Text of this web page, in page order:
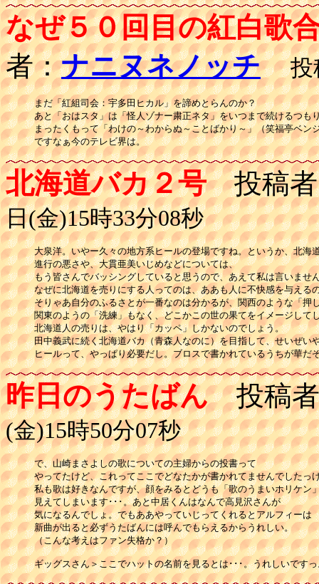
なぜ５０回目の紅白歌
者：ナニヌネノッチ 投
まだ「紅組司会：宇多田ヒカル」を諦めとらんのか？
あと「おはスタ」は「怪人ゾナー粛正ネタ」をいつまで続けるつも
まったくもって「わけの～わからぬ～ことばかり～」（笑福亭ベン
ですなぁ今のテレビ界は。
北海道バカ２号投稿者
日(金)15時33分08秒
大泉洋。いやー久々の地方系ヒールの登場ですね。というか、北海
進行の悪さや、大貫亜美いじめなどについては、
もう皆さんでバッシングしていると思うので、あえて私は言いませ
なぜに北海道を売りにする人ってのは、ああも人に不快感を与える
そりゃあ自分のふるさとが一番なのは分かるが、関西のような「押
関東のようの「洗練」もなく、どこかこの世の果てをイメージして
北海道人の売りは、やはり「カッペ」しかないのでしょう。
田中義武に続く北海道バカ（青森人なのに）を目指して、せいぜい
ヒールって、やっぱり必要だし。ブロスで書かれているうちが華だ
昨日のうたばん投稿
(金)15時50分07秒
で、山崎まさよしの歌についての主婦からの投書って
やってたけど、これってここでどなたかが書かれてませんでしたっ
私も歌は好きなんですが、顔をみるとどうも「歌のうまいホリケン
見えてしまいます･･･。あと中居くんはなんで高見沢さんが
気になるんでしょ。でもああやっていじってくれるとアルフィーは
新曲が出ると必ずうたばんには呼んでもらえるからうれしい。
（こんな考えはファン失格か？）
ギッグスさん＞ここでハットの名前を見るとは･･･。うれしいです